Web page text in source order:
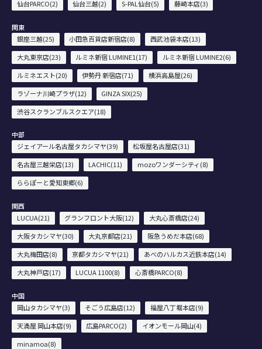
仙台PARCO(2) 仙台三越(2) S-PAL仙台(5) 藤崎本店(3)
関東
銀座三越(25)
小田急百貨店新宿店(8)
西武池袋本店(13)
大丸東京店(23)
ルミネ新宿 LUMINE1(17)
ルミネ新宿 LUMINE2(6)
ルミネエスト(20)
伊勢丹 新宿店(71)
横浜高島屋(26)
ラゾーナ川崎プラザ(12)
GINZA SIX(25)
渋谷スクランブルスクエア(18)
中部
ジェイアール名古屋タカシマヤ(39)
松坂屋名古屋店(31)
名古屋三越栄店(13)
LACHIC(11)
mozoワンダーシティ(8)
ららぽーと愛知東郷(6)
関西
LUCUA(21)
グランフロント大阪(12)
大丸心斎橋店(24)
大阪タカシマヤ(30)
大丸京都店(21)
阪急うめだ本店(68)
大丸梅田店(8)
京都タカシマヤ(21)
あべのハルカス近鉄本店(14)
大丸神戸店(17)
LUCUA 1100(8) 心斎橋PARCO(8)
中国
岡山タカシマヤ(3)
そごう広島店(12)
福屋八丁堀本店(9)
天満屋 岡山本店(9)
広島PARCO(2)
イオンモール岡山(4)
minamoa(8)